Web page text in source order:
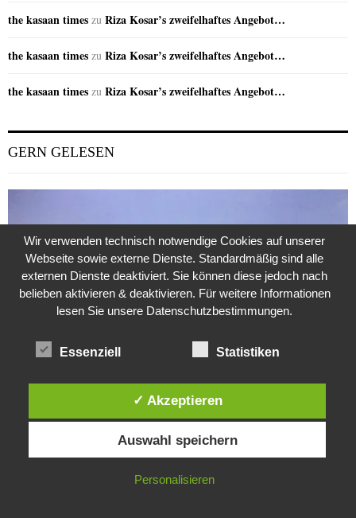
the kasaan times zu Riza Kosar’s zweifelhaftes Angebot…
the kasaan times zu Riza Kosar’s zweifelhaftes Angebot…
the kasaan times zu Riza Kosar’s zweifelhaftes Angebot…
GERN GELESEN
Weitere Suche nach der Identität der Isdal-Frau –
Diese Website verwendet Cookies. Durch die weitere Nutzung dieser
Website stimmst du der Verwendung von Cookies zu.
IN ORDNUNG
Wir verwenden technisch notwendige Cookies auf unserer
Webseite sowie externe Dienste. Standardmäßig sind alle
externen Dienste deaktiviert. Sie können diese jedoch nach
belieben aktivieren & deaktivieren. Für weitere Informationen
lesen Sie unsere Datenschutzbestimmungen.
Essenziell Statistiken
✓ Akzeptieren
Auswahl speichern
Personalisieren